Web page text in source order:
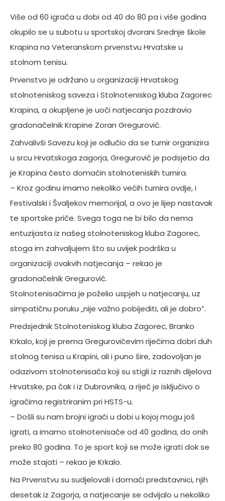
Više od 60 igrača u dobi od 40 do 80 pa i više godina
okupilo se u subotu u sportskoj dvorani Srednje škole
Krapina na Veteranskom prvenstvu Hrvatske u
stolnom tenisu.
Prvenstvo je održano u organizaciji Hrvatskog
stolnoteniskog saveza i Stolnoteniskog kluba Zagorec
Krapina, a okupljene je uoči natjecanja pozdravio
gradonačelnik Krapine Zoran Gregurović.
Zahvalivši Savezu koji je odlučio da se turnir organizira
u srcu Hrvatskoga zagorja, Gregurović je podsjetio da
je Krapina često domaćin stolnoteniskih turnira.
– Kroz godinu imamo nekoliko većih turnira ovdje, i
Festivalski i Švaljekov memorijal, a ovo je lijep nastavak
te sportske priče. Svega toga ne bi bilo da nema
entuzijasta iz našeg stolnoteniskog kluba Zagorec,
stoga im zahvaljujem što su uvijek podrška u
organizaciji ovakvih natjecanja – rekao je
gradonačelnik Gregurović.
Stolnotenisačima je poželio uspjeh u natjecanju, uz
simpatičnu poruku „nije važno pobijediti, ali je dobro”.
Predsjednik Stolnoteniskog kluba Zagorec, Branko
Krkalo, koji je prema Gregurovićevim riječima dobri duh
stolnog tenisa u Krapini, ali i puno šire, zadovoljan je
odazivom stolnotenisača koji su stigli iz raznih dijelova
Hrvatske, pa čak i iz Dubrovnika, a riječ je isključivo o
igračima registriranim pri HSTS-u.
– Došli su nam brojni igrači u dobi u kojoj mogu još
igrati, a imamo stolnotenisače od 40 godina, do onih
preko 80 godina. To je sport koji se može igrati dok se
može stajati – rekao je Krkalo.
Na Prvenstvu su sudjelovali i domaći predstavnici, njih
desetak iz Zagorja, a natjecanje se odvijalo u nekoliko